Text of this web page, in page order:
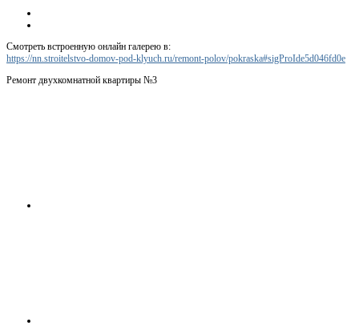
Смотреть встроенную онлайн галерею в:
https://nn.stroitelstvo-domov-pod-klyuch.ru/remont-polov/pokraska#sigProIde5d046fd0e
Ремонт двухкомнатной квартиры №3